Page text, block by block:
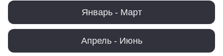
Январь - Март
Апрель - Июнь